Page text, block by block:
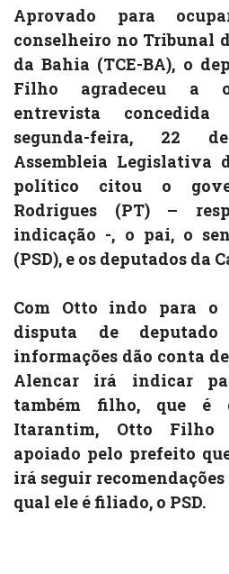
Aprovado para
conselheiro no Tribunal
da Bahia (TCE-BA), o
Filho agradeceu a
entrevista
segunda-feira, 22
Assembleia Legislativa
político citou o
Rodrigues (PT) –
indicação -, o pai, o
(PSD), e os deputados da
Com Otto indo para o
disputa de
informações dão conta
Alencar irá indicar
também filho, que é
Itarantim, Otto Filho
apoiado pelo prefeito
irá seguir
qual ele é filiado, o PSD.